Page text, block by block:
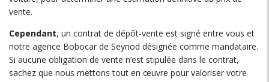
vente.
Cependant, un contrat de dépôt-vente est signé entre vous et
notre agence Bobocar de Seynod désignée comme mandataire.
Si aucune obligation de vente n’est stipulée dans le contrat,
sachez que nous mettons tout en œuvre pour valoriser votre